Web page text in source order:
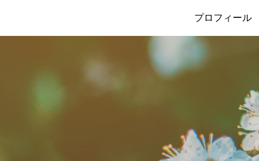
プロフィール